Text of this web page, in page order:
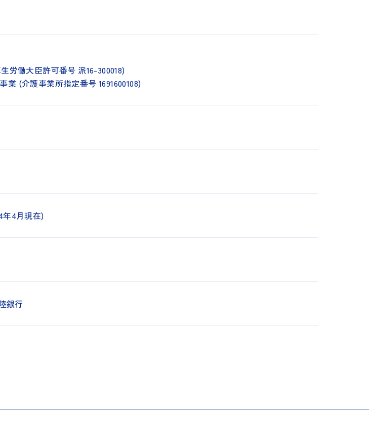
労働大臣許可番号 派16-300018)
業 (介護事業所指定番号 1691600108)
4月現在)
銀行